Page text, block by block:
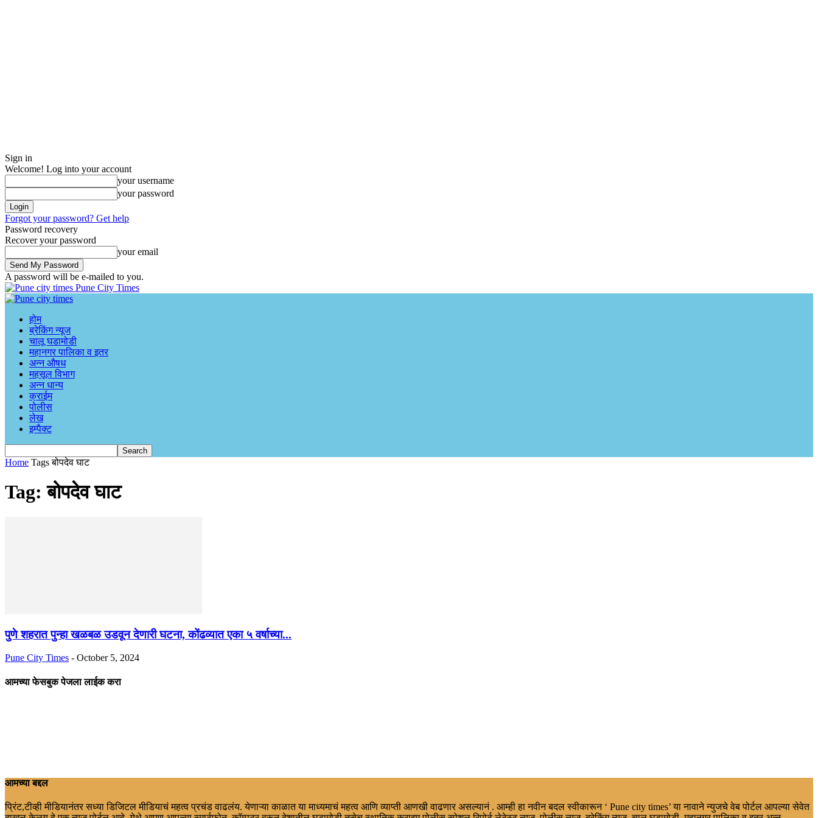
Sign in
Welcome! Log into your account
your username
your password
Forgot your password? Get help
Password recovery
Recover your password
your email
A password will be e-mailed to you.
Pune City Times
होम
ब्रेकिंग न्यूज
चालू घडामोडी
महानगर पालिका व इतर
अन्न औषध
महसूल विभाग
अन्न धान्य
क्राईम
पोलीस
लेख
इम्पैक्ट
Home Tags बोपदेव घाट
Tag: बोपदेव घाट
पुणे शहरात पुन्हा खळबळ उडवून देणारी घटना, कोंढव्यात एका ५ वर्षाच्या...
Pune City Times - October 5, 2024
आमच्या फेसबुक पेजला लाईक करा
आमच्या बद्दल
प्रिंट,टीव्ही मीडियानंतर सध्या डिजिटल मीडियाचं महत्व प्रचंड वाढलंय. येणाऱ्या काळात या माध्यमाचं महत्व आणि व्याप्ती आणखी वाढणार असल्यानं . आम्ही हा नवीन बदल स्वीकारून ‘ Pune city times’ या नावाने न्युजचे वेब पोर्टल आपल्या सेवेत